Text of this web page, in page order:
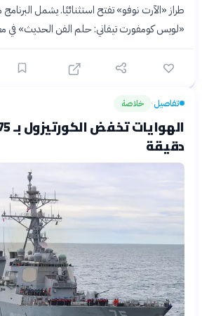
طراز «الآرت نوفو» تفتح استثنائيًا. يشمل
«لويس كومفورت تيفاني: حلم الفن الحديث» في
تفاصيل› خلاصة
دقيقة